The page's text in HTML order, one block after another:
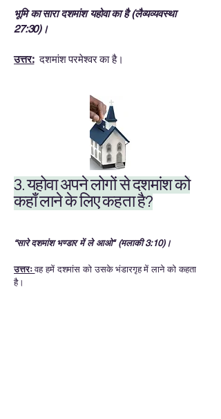
भूमि का सारा दशमांश यहोवा का है (लैव्यव्यवस्था
27:30)।
उत्तर:दशमांश परमेश्वर का है।
3. यहोवा अपने लोगों से दशमांश को
कहाँ लाने के लिए कहता है?
“सारे दशमांश भण्डार में ले आओ" (मलाकी 3:10)।
उत्तरःवह हमें दशमांस को उसके भंडारगृह में लाने को कहता
है।